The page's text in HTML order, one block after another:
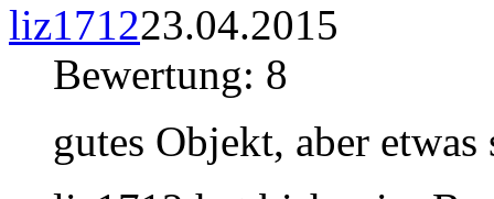
liz171223.04.2015
Bewertung: 8
gutes Objekt, aber